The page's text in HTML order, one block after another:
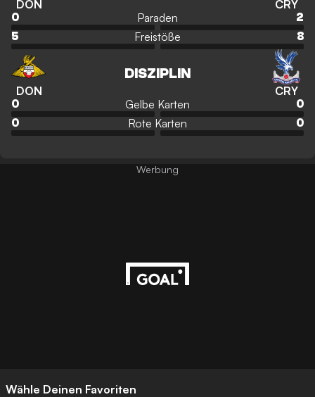
DON CRY
0 Paraden
2
5
Freistöße 8
DON
DISZIPLIN
CRY
0 Gelbe Karten
0
0
Rote Karten 0
Wähle Deinen Favoriten
Werbung